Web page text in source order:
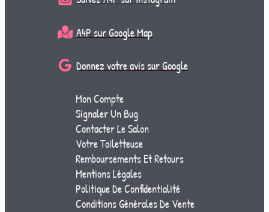
A4P sur Google Map
Donnez votre avis sur Google
Mon Compte
Signaler Un Bug
Contacter Le Salon
Votre Toiletteuse
Remboursements Et Retours
Mentions Légales
Politique De Confidentialité
Conditions Générales De Vente